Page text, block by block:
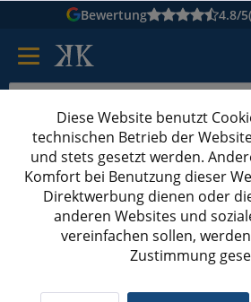
Bewertung 4.8/5
Kartons bedruckenKartons nach
Versandtaschen aus Wellpappe
235x337x0-35 mm
Diese Website benutzt
technischen Betrieb der
und stets gesetzt werden.
Komfort bei Benutzung dieser
Direktwerbung dienen oder
anderen Websites und
vereinfachen sollen,
Zustimmung